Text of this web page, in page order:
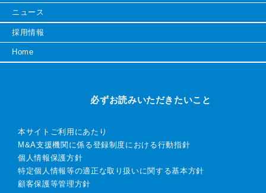
ニュース
採用情報
Home
必ずお読みいただきたいこと
本サイトご利用にあたり
M&A支援機関に係る登録制度における行動指針
個人情報保護方針
特定個人情報等の適正な取り扱いに関する基本方針
顧客保護等管理方針